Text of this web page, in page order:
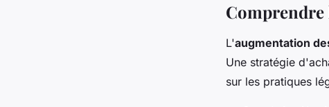
Comprendre
L'augmentation
Une stratégie
sur les pratiques